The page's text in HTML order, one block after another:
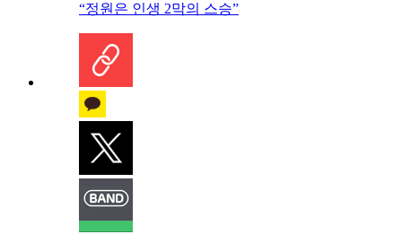
“정원은 인생 2막의 스승”